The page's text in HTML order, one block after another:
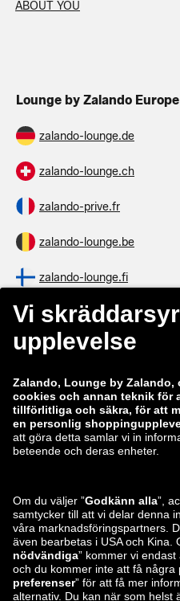
ABOUT YOU
Lounge by Zalando Europe
zalando-lounge.de
zalando-lounge.ch
zalando-prive.fr
zalando-lounge.be
zalando-lounge.fi
zalando-lounge.co.uk
zalando-prive.es
zalando-lounge.lt
zalando-lounge.ro
zalando-lounge.si
zalando-lounge.lv
Du hittar oss